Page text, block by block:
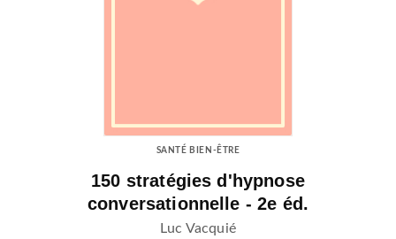
SANTÉ BIEN-ÊTRE
150 stratégies d'hypnose
conversationnelle - 2e éd.
Luc Vacquié